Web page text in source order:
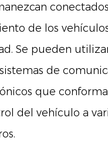
de los
Se pueden
de
que
del vehículo a